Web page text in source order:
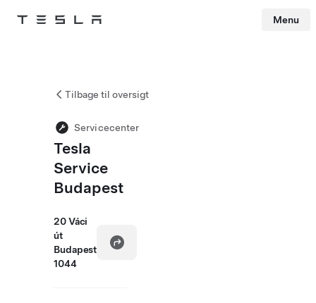
Tesla Menu
Tilbage til oversigt
Servicecenter
Tesla
Service
Budapest
20 Váci
út
Budapest
1044